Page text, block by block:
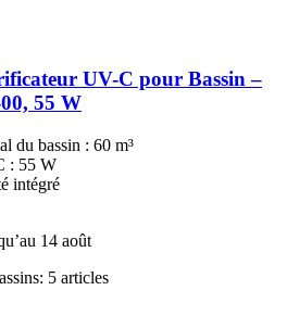
UV-​C pour Bassin –
55 W
du bassin : 60 m³
: 55 W
intégré
14 août
5 articles